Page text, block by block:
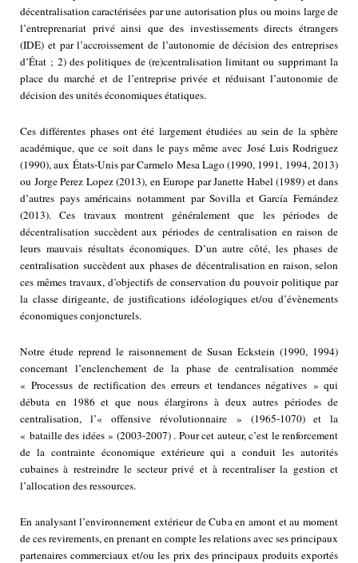
décentralisation caractérisées par une autorisation plus ou moins large de
l’entreprenariat privé ainsi que des investissements directs étrangers
(IDE) et par l’accroissement de l’autonomie de décision des entreprises
d’État ; 2) des politiques de (re)centralisation limitant ou supprimant la
place du marché et de l’entreprise privée et réduisant l’autonomie de
décision des unités économiques étatiques.
Ces différentes phases ont été largement étudiées au sein de la sphère
académique, que ce soit dans le pays même avec José Luis Rodriguez
(1990), aux États-Unis par Carmelo Mesa Lago (1990, 1991, 1994, 2013)
ou Jorge Perez Lopez (2013), en Europe par Janette Habel (1989) et dans
d’autres pays américains notamment par Sovilla et García Fernández
(2013). Ces travaux montrent généralement que les périodes de
décentralisation succèdent aux périodes de centralisation en raison de
leurs mauvais résultats économiques. D’un autre côté, les phases de
centralisation succèdent aux phases de décentralisation en raison, selon
ces mêmes travaux, d’objectifs de conservation du pouvoir politique par
la classe dirigeante, de justifications idéologiques et/ou d’évènements
économiques conjoncturels.
Notre étude reprend le raisonnement de Susan Eckstein (1990, 1994)
concernant l’enclenchement de la phase de centralisation nommée
« Processus de rectification des erreurs et tendances négatives » qui
débuta en 1986 et que nous élargirons à deux autres périodes de
centralisation, l’« offensive révolutionnaire » (1965-1070) et la
« bataille des idées » (2003-2007) . Pour cet auteur, c’est le renforcement
de la contrainte économique extérieure qui a conduit les autorités
cubaines à restreindre le secteur privé et à recentraliser la gestion et
l’allocation des ressources.
En analysant l’environnement extérieur de Cuba en amont et au moment
de ces revirements, en prenant en compte les relations avec ses principaux
partenaires commerciaux et/ou les prix des principaux produits exportés